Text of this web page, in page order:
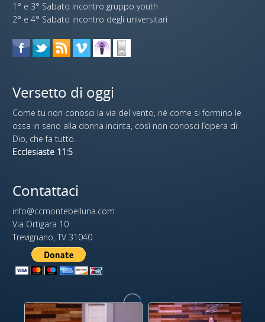
1° e 3° Sabato incontro gruppo youth
2° e 4° Sabato incontro degli universitari
Versetto di oggi
Come tu non conosci la via del vento, né come si formino le
ossa in seno alla donna incinta, così non conosci l’opera di
Dio, che fa tutto.
Ecclesiaste 11:5
Contattaci
info@ccmontebelluna.com
Via Ortigara 10
Trevignano, TV 31040